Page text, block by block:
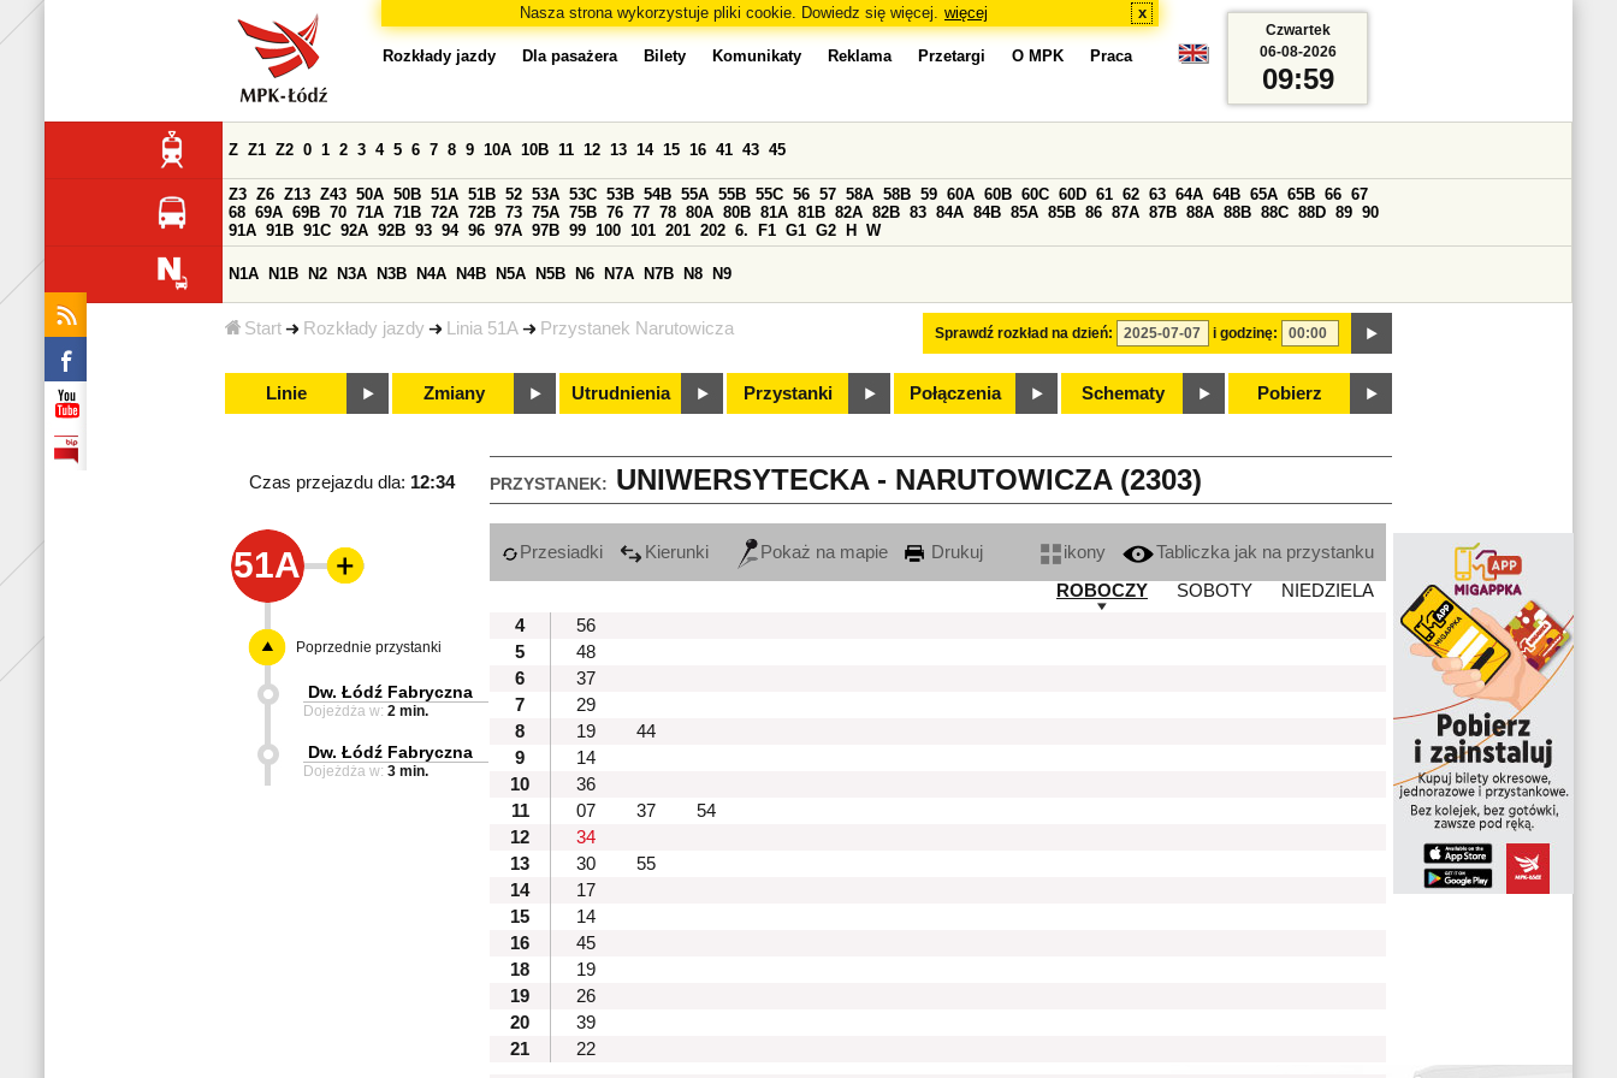
Nasza strona wykorzystuje pliki cookie. Dowiedz się więcej. więcej x
Start Rozkłady jazdy Linia 51A Przystanek Narutowicza
Rozkłady jazdy Dla pasażera Bilety Komunikaty Reklama Przetargi O MPK Praca
Sprawdź rozkład na dzień: i godzinę:
Z Z1 Z2 0 1 2 3 4 5 6 7 8 9 10A 10B 11 12 13 14 15 16 41 43 45
Z3 Z6 Z13 Z43 50A 50B 51A 51B 52 53A 53C 53B 54B 55A 55B 55C 56 57 58A 58B 59 60A 60B 60C 60D 61 62 63 64A 64B 65A 65B 66 67
68 69A 69B 70 71A 71B 72A 72B 73 75A 75B 76 77 78 80A 80B 81A 81B 82A 82B 83 84A 84B 85A 85B 86 87A 87B 88A 88B 88C 88D 89 90
91A 91B 91C 92A 92B 93 94 96 97A 97B 99 100 101 201 202 6. F1 G1 G2 H W
N1A N1B N2 N3A N3B N4A N4B N5A N5B N6 N7A N7B N8 N9
Linie Zmiany Utrudnienia Przystanki Połączenia Schematy Pobierz
Czwartek
06-08-2026
09:59
PRZYSTANEK: UNIWERSYTECKA - NARUTOWICZA (2303)
Czas przejazdu dla: 12:34
51A Przesiadki Kierunki Pokaż na mapie Drukuj ikony
Tabliczka jak na przystanku
ROBOCZY
SOBOTY
NIEDZIELA
4
56
5
48
6
37
7
29
8
19
44
9
14
10
36
11
07 37
54
12
34
13
30
55
14
17
15
14
16
45
18
19
19
26
20
39
21
22
Poprzednie przystanki
Dw. Łódź Fabryczna
Dojeżdża w: 2 min.
Dw. Łódź Fabryczna
Dojeżdża w: 3 min.